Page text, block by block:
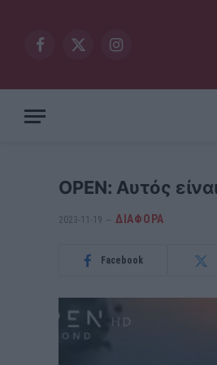
Facebook
X
Instagram
OPEN: Αυτός
2023-11-19 ΔΙΆΦΟΡΑ
Facebook